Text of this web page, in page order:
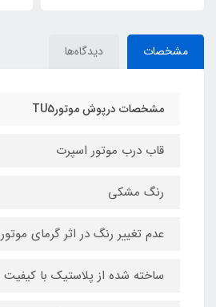
مشخصات دیدگاه‌ها
مشخصات درپوش موتورTU5
قاب درب موتور اسپرت
رنگ مشکی
عدم تغییر رنگ در اثر گرمای موتور
ساخته شده از پلاستیک با کیفیت